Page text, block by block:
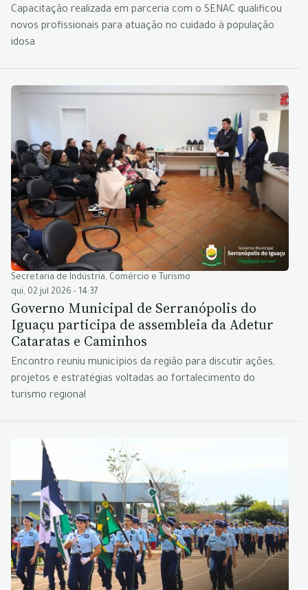
Capacitação realizada em parceria com o SENAC qualificou
novos profissionais para atuação no cuidado à população
idosa
Secretaria de Indústria, Comércio e Turismo
qui, 02 jul 2026 - 14:37
Governo Municipal de Serranópolis do
Iguaçu participa de assembleia da Adetur
Cataratas e Caminhos
Encontro reuniu municípios da região para discutir ações,
projetos e estratégias voltadas ao fortalecimento do
turismo regional